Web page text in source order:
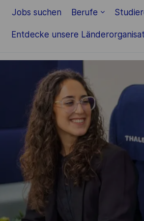
Jobs suchen Berufe
Entdecke unsere